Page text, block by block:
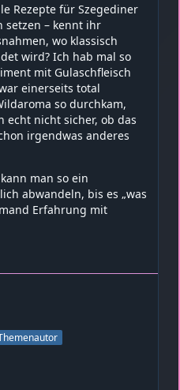
Rezepte für Szegediner
setzen – kennt ihr
wo klassisch
wird? Ich hab mal so
mit Gulaschfleisch
einerseits total
so durchkam,
nicht sicher, ob das
irgendwas anderes
man so ein
abwandeln, bis es „was
Erfahrung mit